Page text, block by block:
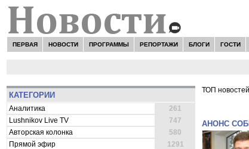
ПЕРВАЯ НОВОСТИ ПРОГРАММЫ РЕПОРТАЖИ БЛОГИ ГОСТИ
КАТЕГОРИИ
Аналитика
261
Lushnikov Live TV
747
Авторская колонка
580
Прямой эфир
1291
ТОП новостей
АНОНС